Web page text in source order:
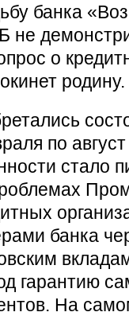
банка
не
о
родину.
по август
стало
банка
гарантию
На